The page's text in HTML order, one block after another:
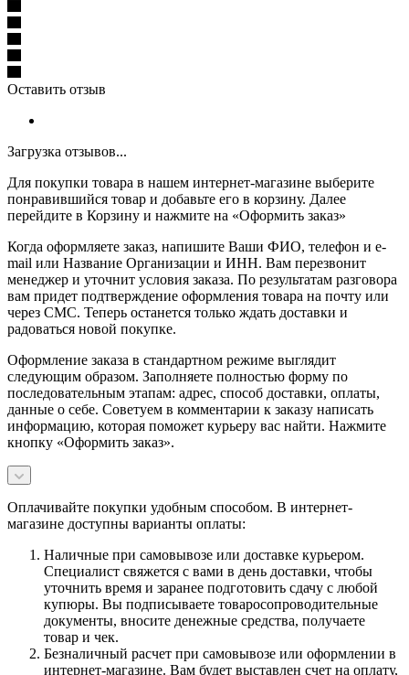
Оставить отзыв
Загрузка отзывов...
Для покупки товара в нашем интернет-магазине выберите
понравившийся товар и добавьте его в корзину. Далее
перейдите в Корзину и нажмите на «Оформить заказ»
Когда оформляете заказ, напишите Ваши ФИО, телефон и e-
mail или Название Организации и ИНН. Вам перезвонит
менеджер и уточнит условия заказа. По результатам разговора
вам придет подтверждение оформления товара на почту или
через СМС. Теперь останется только ждать доставки и
радоваться новой покупке.
Оформление заказа в стандартном режиме выглядит
следующим образом. Заполняете полностью форму по
последовательным этапам: адрес, способ доставки, оплаты,
данные о себе. Советуем в комментарии к заказу написать
информацию, которая поможет курьеру вас найти. Нажмите
кнопку «Оформить заказ».
Оплачивайте покупки удобным способом. В интернет-
магазине доступны варианты оплаты:
Наличные при самовывозе или доставке курьером.
Специалист свяжется с вами в день доставки, чтобы
уточнить время и заранее подготовить сдачу с любой
купюры. Вы подписываете товаросопроводительные
документы, вносите денежные средства, получаете
товар и чек.
Безналичный расчет при самовывозе или оформлении в
интернет-магазине. Вам будет выставлен счет на оплату,